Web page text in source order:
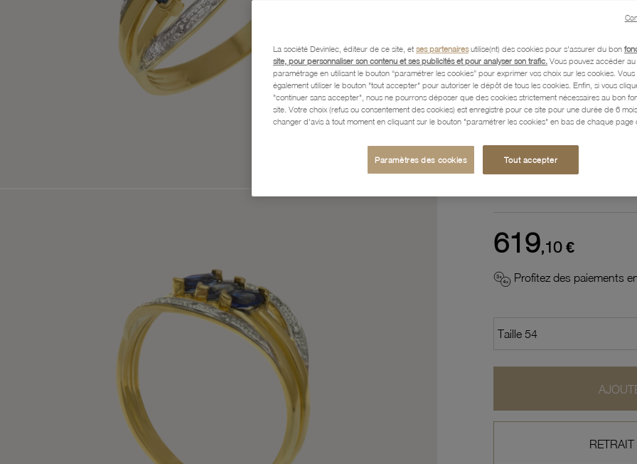
Description
Caractéristiques détaillées
619,10 €
Profitez des paiements
La société Devinlec, éditeur de ce site, et ses partenairesutilise(nt) des cookies pour s'assurer du bon
site, pour personnaliser son contenu et ses publicités et pour analyser son trafic. Vous pouvez accéder
paramétrage en utilisant le bouton “paramétrer les cookies” pour exprimer vos choix sur les cookies. Vous
également utiliser le bouton "tout accepter" pour autoriser le dépôt de tous les cookies. Enfin, si vous
"continuer sans accepter", nous ne pourrons déposer que des cookies strictement nécessaires au bon
site. Votre choix (refus ou consentement des cookies) est enregistré pour ce site pour une durée de 6
changer d'avis à tout moment en cliquant sur le bouton "paramétrer les cookies" en bas de chaque page
Paramètres des cookies Tout accepter